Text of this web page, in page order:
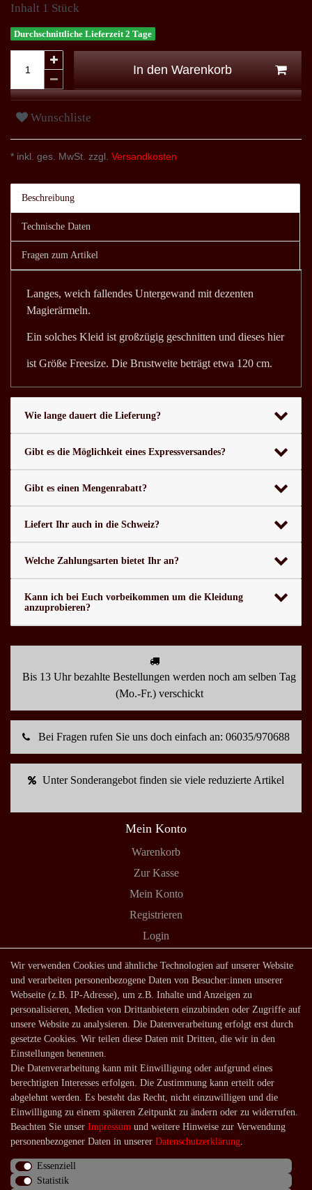
Inhalt 1 Stück
Durchschnittliche Lieferzeit 2 Tage
In den Warenkorb
Wunschliste
* inkl. ges. MwSt. zzgl. Versandkosten
Beschreibung
Technische Daten
Fragen zum Artikel
Langes, weich fallendes Untergewand mit dezenten
Magierärmeln.
Ein solches Kleid ist großzügig geschnitten und dieses hier
ist Größe Freesize. Die Brustweite beträgt etwa 120 cm.
Wie lange dauert die Lieferung?
Gibt es die Möglichkeit eines Expressversandes?
Gibt es einen Mengenrabatt?
Liefert Ihr auch in die Schweiz?
Welche Zahlungsarten bietet Ihr an?
Kann ich bei Euch vorbeikommen um die Kleidung
anzuprobieren?
Bis 13 Uhr bezahlte Bestellungen werden noch am selben Tag
(Mo.-Fr.) verschickt
Bei Fragen rufen Sie uns doch einfach an: 06035/970688
Unter Sonderangebot finden sie viele reduzierte Artikel
Mein Konto
Warenkorb
Zur Kasse
Mein Konto
Registrieren
Login
Shop
Lagerverkauf
Zahlungsarten
Versandarten und -kosten
Service
Kontakt
Häufige Fragen
Über uns
Wir verwenden Cookies und ähnliche Technologien auf unserer Website
und verarbeiten personenbezogene Daten von Besucher:innen unserer
Webseite (z.B. IP-Adresse), um z.B. Inhalte und Anzeigen zu
personalisieren, Medien von Drittanbietern einzubinden oder Zugriffe auf
unsere Website zu analysieren. Die Datenverarbeitung erfolgt erst durch
gesetzte Cookies. Wir teilen diese Daten mit Dritten, die wir in den
Einstellungen benennen.
Die Datenverarbeitung kann mit Einwilligung oder aufgrund eines
berechtigten Interesses erfolgen. Die Zustimmung kann erteilt oder
abgelehnt werden. Es besteht das Recht, nicht einzuwilligen und die
Einwilligung zu einem späteren Zeitpunkt zu ändern oder zu widerrufen.
Beachten Sie unser Impressum und weitere Hinweise zur Verwendung
personenbezogener Daten in unserer Daten­schutz­erklärung.
Essenziell
Statistik